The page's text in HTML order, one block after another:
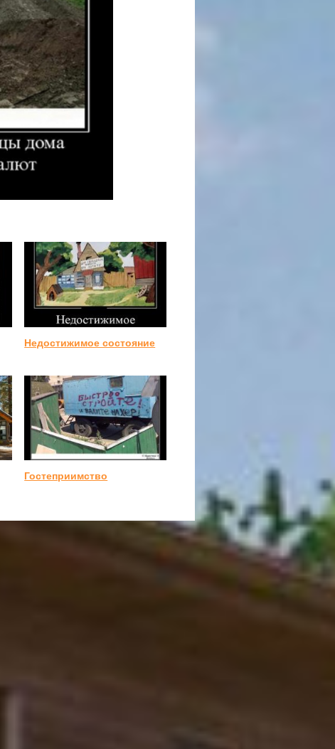
Недостижимое состояние
Гостеприимство